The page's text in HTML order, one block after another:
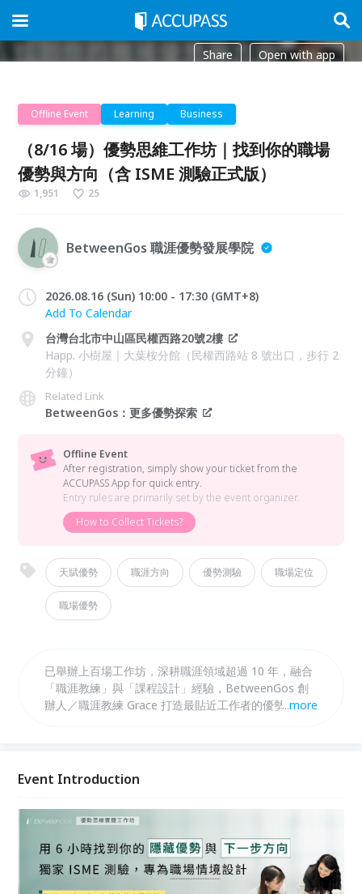
Share Open with app
Offline Event Learning Business
（8/16 場）優勢思維工作坊｜找到你的職場
優勢與方向（含 ISME 測驗正式版）
1,951 25
BetweenGos 職涯優勢發展學院
2026.08.16 (Sun) 10:00 - 17:30 (GMT+8)
Add To Calendar
台灣台北市中山區民權西路20號2樓
Happ. 小樹屋｜大葉桉分館（民權西路站 8 號出口，步行 2
分鐘）
Related Link
BetweenGos：更多優勢探索
Offline Event
After registration, simply show your ticket from the
ACCUPASS App for quick entry.
Entry rules are primarily set by the event organizer.
How to Collect Tickets?
天賦優勢 職涯方向 優勢測驗 職場定位
職場優勢
已舉辦上百場工作坊，深耕職涯領域超過 10 年，融合
「職涯教練」與「課程設計」經驗，BetweenGos 創
辦人／職涯教練 Grace 打造最貼近工作者的優勢思維
向地朝職涯目標邁進！
...more
Event Introduction